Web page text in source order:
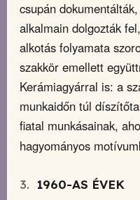
csupán
alkalmain dolgozták
alkotás folyamata
szakkör emellett
Kerámiagyárral is: a
munkaidőn túl
fiatal munkásainak,
hagyományos
3. 1960-AS ÉVEK